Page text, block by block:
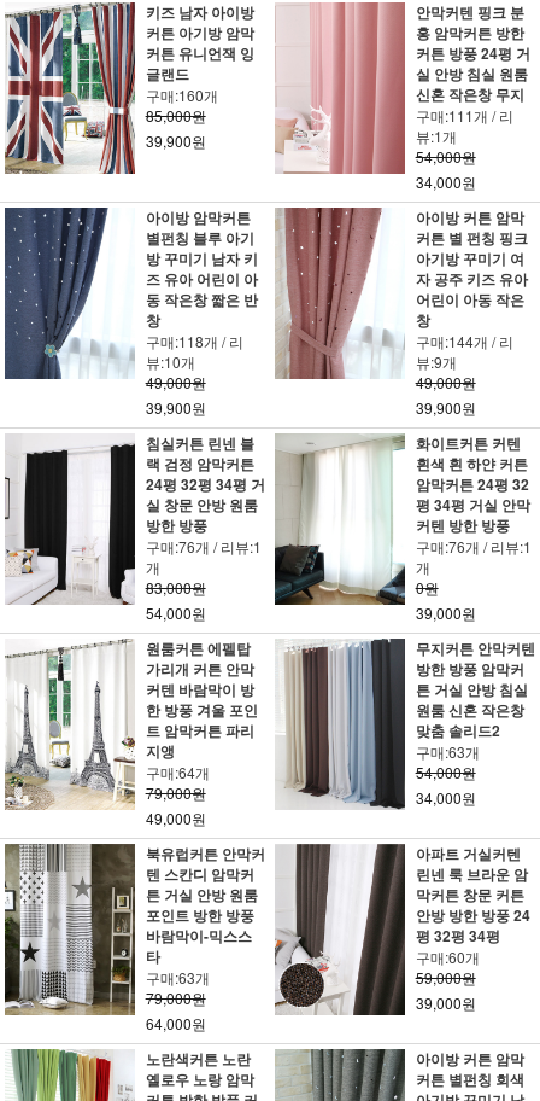
키즈 남자 아이방
커튼 아기방 암막
커튼 유니언잭 잉
글랜드
구매:160개
85,000원
39,900원
안막커텐 핑크 분
홍 암막커튼 방한
커튼 방풍 24평 거
실 안방 침실 원룸
신혼 작은창 무지
구매:111개 / 리
뷰:1개
54,000원
34,000원
아이방 암막커튼
별펀칭 블루 아기
방 꾸미기 남자 키
즈 유아 어린이 아
동 작은창 짧은 반
창
구매:118개 / 리
뷰:10개
49,000원
39,900원
아이방 커튼 암막
커튼 별 펀칭 핑크
아기방 꾸미기 여
자 공주 키즈 유아
어린이 아동 작은
창
구매:144개 / 리
뷰:9개
49,000원
39,900원
침실커튼 린넨 블
랙 검정 암막커튼
24평 32평 34평 거
실 창문 안방 원룸
방한 방풍
구매:76개 / 리뷰:1
개
83,000원
54,000원
화이트커튼 커텐
흰색 흰 하얀 커튼
암막커튼 24평 32
평 34평 거실 안막
커텐 방한 방풍
구매:76개 / 리뷰:1
개
0원
39,000원
원룸커튼 에펠탑
가리개 커튼 안막
커텐 바람막이 방
한 방풍 겨울 포인
트 암막커튼 파리
지앵
구매:64개
79,000원
49,000원
무지커튼 안막커텐
방한 방풍 암막커
튼 거실 안방 침실
원룸 신혼 작은창
맞춤 솔리드2
구매:63개
54,000원
34,000원
북유럽커튼 안막커
텐 스칸디 암막커
튼 거실 안방 원룸
포인트 방한 방풍
바람막이-믹스스
타
구매:63개
79,000원
64,000원
아파트 거실커텐
린넨 룩 브라운 암
막커튼 창문 커튼
안방 방한 방풍 24
평 32평 34평
구매:60개
59,000원
39,000원
노란색커튼 노란
옐로우 노랑 암막
아이방 커튼 암막
커튼 별펀칭 회색